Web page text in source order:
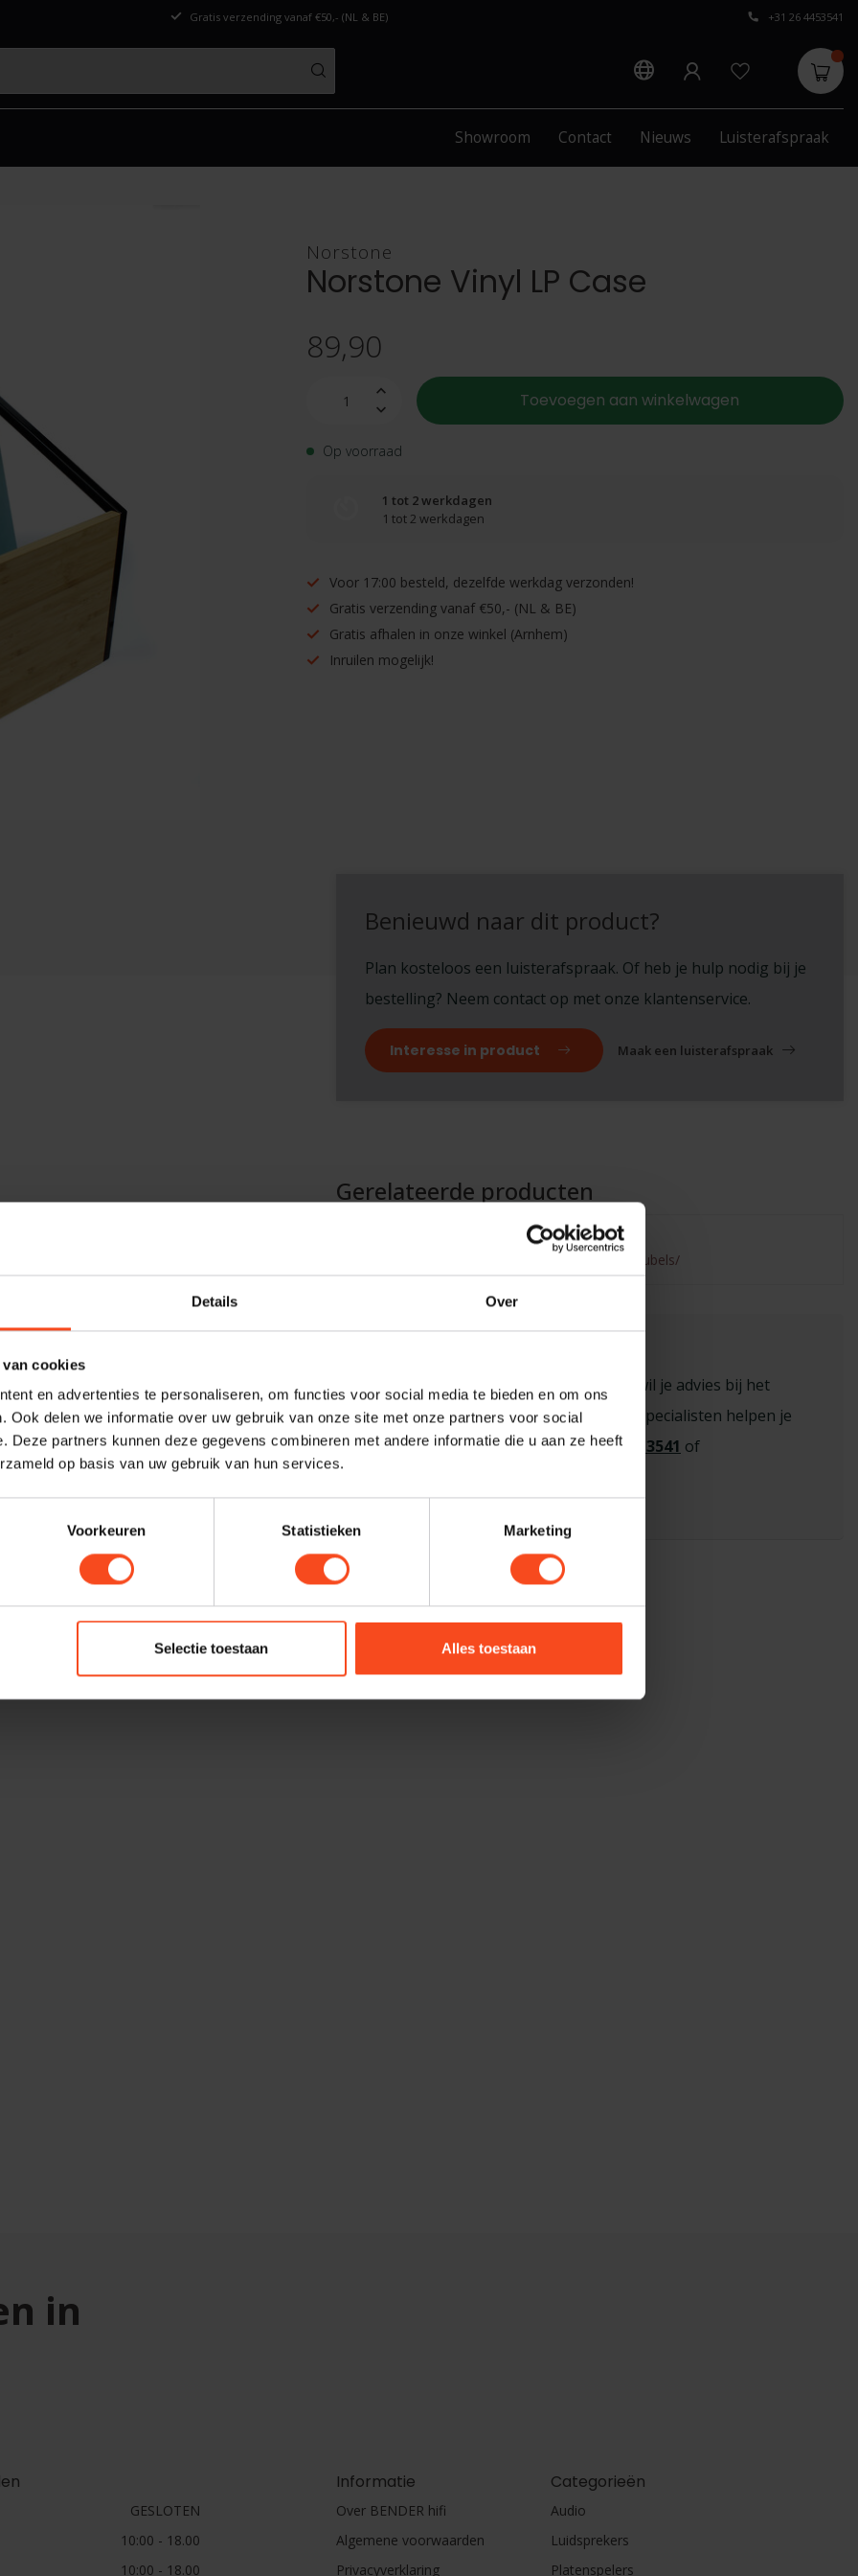
Details Over
cookies
en advertenties te personaliseren, om functies voor social media te bieden en om ons
Ook delen we informatie over uw gebruik van onze site met onze partners voor social
Deze partners kunnen deze gegevens combineren met andere informatie die u aan ze heeft
op basis van uw gebruik van hun services.
Voorkeuren Statistieken Marketing
Selectie toestaan Alles toestaan
Gratis verzending vanaf €50,- (NL & BE) +31 26 4453541
Showroom Contact Nieuws Luisterafspraak
Norstone
Norstone Vinyl LP Case
89,90
Toevoegen aan winkelwagen
Op voorraad
1 tot 2 werkdagen
1 tot 2 werkdagen
Voor 17:00 besteld, dezelfde werkdag verzonden!
Gratis verzending vanaf €50,- (NL & BE)
Gratis afhalen in onze winkel (Arnhem)
Inruilen mogelijk!
Benieuwd naar dit product?
Plan kosteloos een luisterafspraak. Of heb je hulp nodig bij je
bestelling? Neem contact op met onze klantenservice.
Interesse in product Maak een luisterafspraak
opbergoplossing voor je
voldoen, kan hij gebruikt worden
voor optimale opslag. De
veilige opbergruimte voor
posities aan de muur te
flexibiliteit hebt om je
wilt tentoonstellen of je
a tower.
Gerelateerde producten
https://www.benderhifi.nl/merken/norstone/meubels/
Heb je een vraag over een product of wil je advies bij het
maken van de juiste keuze? Onze hi-fi specialisten helpen je
graag. Neem contact op via +31 26 445 3541 of
in
GESLOTEN
10:00 - 18.00
10:00 - 18.00
Informatie
Over BENDER hifi
Algemene voorwaarden
Privacyverklaring
Categorieën
Audio
Luidsprekers
Platenspelers